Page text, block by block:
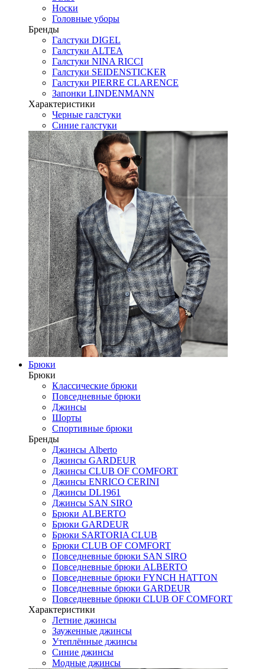
Носки
Головные уборы
Бренды
Галстуки DIGEL
Галстуки ALTEA
Галстуки NINA RICCI
Галстуки SEIDENSTICKER
Галстуки PIERRE CLARENCE
Запонки LINDENMANN
Характеристики
Черные галстуки
Синие галстуки
Брюки
Брюки
Классические брюки
Повседневные брюки
Джинсы
Шорты
Спортивные брюки
Бренды
Джинсы Alberto
Джинсы GARDEUR
Джинсы CLUB OF COMFORT
Джинсы ENRICO CERINI
Джинсы DL1961
Джинсы SAN SIRO
Брюки ALBERTO
Брюки GARDEUR
Брюки SARTORIA CLUB
Брюки CLUB OF COMFORT
Повседневные брюки SAN SIRO
Повседневные брюки ALBERTO
Повседневные брюки FYNCH HATTON
Повседневные брюки GARDEUR
Повседневные брюки CLUB OF COMFORT
Характеристики
Летние джинсы
Зауженные джинсы
Утеплённые джинсы
Синие джинсы
Модные джинсы